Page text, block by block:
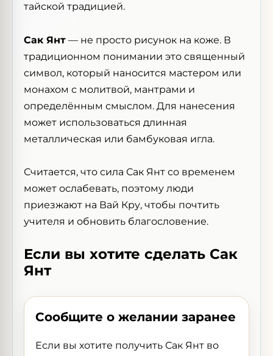
тайской традицией.
Сак Янт — не просто рисунок на коже. В
традиционном понимании это священный
символ, который наносится мастером или
монахом с молитвой, мантрами и
определённым смыслом. Для нанесения
может использоваться длинная
металлическая или бамбуковая игла.
Считается, что сила Сак Янт со временем
может ослабевать, поэтому люди
приезжают на Вай Кру, чтобы почтить
учителя и обновить благословение.
Если вы хотите сделать Сак
Янт
Сообщите о желании заранее
Если вы хотите получить Сак Янт во